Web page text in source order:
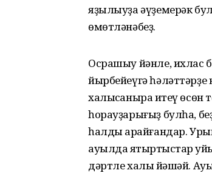
яҙылыуҙа әүҙемерәк
өмөтләнәбеҙ.
Осрашыу йәнле, ихлас
йырбейеүгә һәләттәрҙе
халыҡсаныраҡ итеү
һорауҙарығыҙ булһа,
һалды ҡарайғандар.
ауылда яҡтыртҡыстар
дәртле халыҡ йәшәй.